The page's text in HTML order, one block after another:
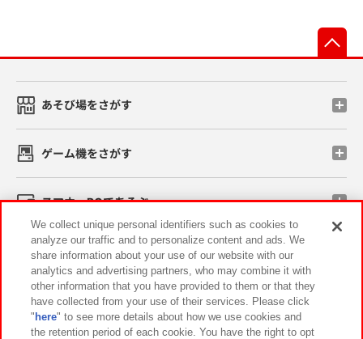
あそび場をさがす
ゲーム機をさがす
スマホ・PCであそぶ
イベント・キャンペーン
関連会社 サステナビリティ サイトポリシー
We collect unique personal identifiers such as cookies to
analyze our traffic and to personalize content and ads. We
share information about your use of our website with our
analytics and advertising partners, who may combine it with
other information that you have provided to them or that they
have collected from your use of their services. Please click
" here" to see more details about how we use cookies and
the retention period of each cookie. You have the right to opt